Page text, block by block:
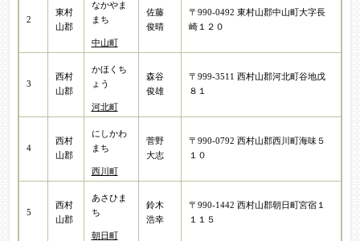
2
東村
山郡
なかやま
まち
中山町
佐藤
俊晴
〒990-0492 東村山郡中山町大字長
崎１２０
3
西村
山郡
かほくち
ょう
河北町
森谷
俊雄
〒999-3511 西村山郡河北町谷地戊
８１
4
西村
山郡
にしかわ
まち
西川町
菅野
大志
〒990-0792 西村山郡西川町海味５
１０
5
西村
山郡
あさひま
ち
朝日町
鈴木
浩幸
〒990-1442 西村山郡朝日町宮宿１
１１５